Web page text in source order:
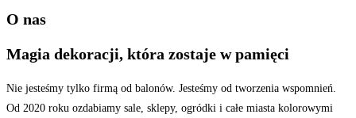
O nas
Magia dekoracji, która zostaje w pamięci
Nie jesteśmy tylko firmą od balonów. Jesteśmy od tworzenia wspomnień.
Od 2020 roku ozdabiamy sale, sklepy, ogródki i całe miasta kolorowymi